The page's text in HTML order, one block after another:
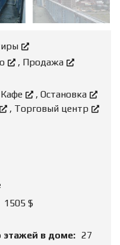
, Продажа
Кафе , Остановка
, Торговый центр
1505 $
этажей в доме: 27